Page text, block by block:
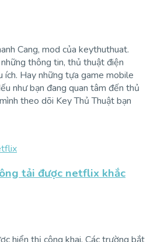
Cang, mod của keythuthuat.
thông tin, thủ thuật điện
ích. Hay những tựa game mobile
như bạn đang quan tâm đến thủ
theo dõi Key Thủ Thuật bạn
tải được netflix khắc